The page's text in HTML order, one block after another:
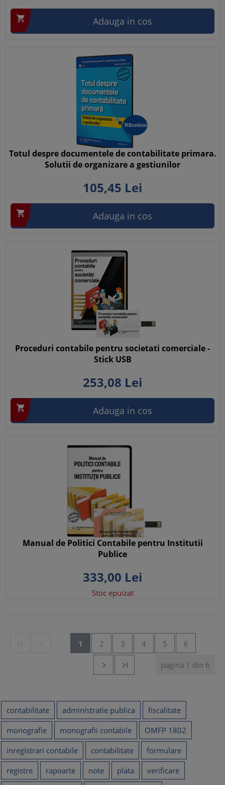
 Adauga in cos
Totul despre documentele de contabilitate primara.
Solutii de organizare a gestiunilor
105,45 Lei
 Adauga in cos
Proceduri contabile pentru societati comerciale -
Stick USB
253,08 Lei
 Adauga in cos
Manual de Politici Contabile pentru Institutii
Publice
333,00 Lei
Stoc epuizat
1 2 3 4 5 6
pagina 1 din 6


contabilitate administratie publica
fiscalitate
monografie
monografii contabile
OMFP 1802
inregistrari contabile
contabilitate
formulare
registre
rapoarte note plata
verificare